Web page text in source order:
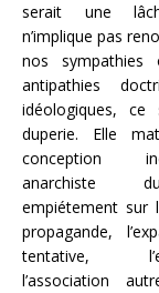
serait une
n’implique pas
nos
antipathies
idéologiques, ce
duperie. Elle
conception
anarchiste
empiétement sur
propagande,
tentative,
l’association